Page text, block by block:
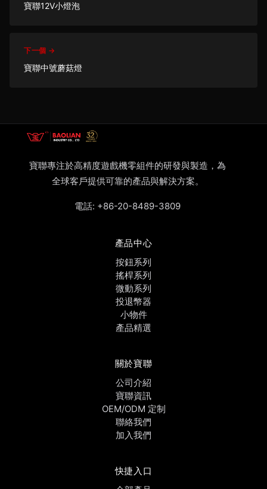
寶聯12V小燈泡
下一個 →
寶聯中號蘑菇燈
寶聯專注於高精度遊戲機零組件的研發與製造，為
全球客戶提供可靠的產品與解決方案。
電話: +86-20-8489-3809
產品中心
按鈕系列
搖桿系列
微動系列
投退幣器
小物件
產品精選
關於寶聯
公司介紹
寶聯資訊
OEM/ODM 定制
聯絡我們
加入我們
快捷入口